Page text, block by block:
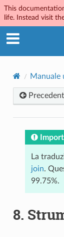
This
life. Instead visit
Manuale
La
join.
99.75%.
8.